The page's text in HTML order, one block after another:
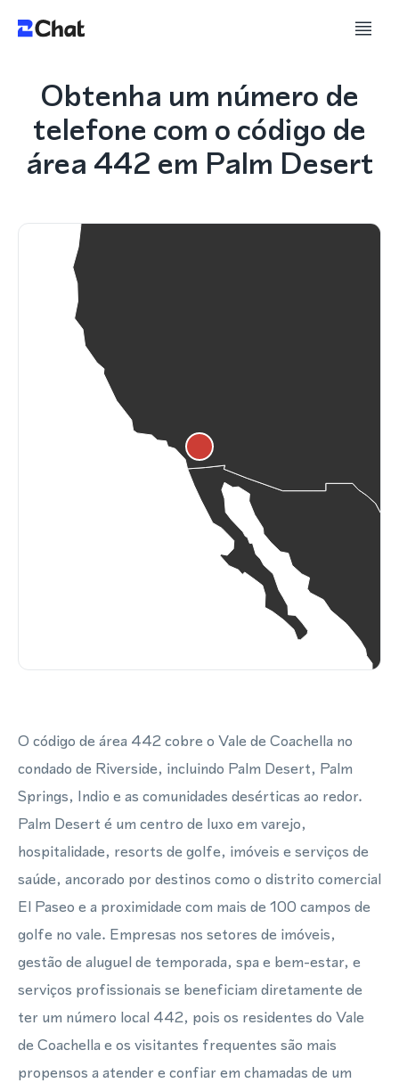
Obtenha um número de
telefone com o código de
área 442 em Palm Desert
O código de área 442 cobre o Vale de Coachella no
condado de Riverside, incluindo Palm Desert, Palm
Springs, Indio e as comunidades desérticas ao redor.
Palm Desert é um centro de luxo em varejo,
hospitalidade, resorts de golfe, imóveis e serviços de
saúde, ancorado por destinos como o distrito comercial
El Paseo e a proximidade com mais de 100 campos de
golfe no vale. Empresas nos setores de imóveis,
gestão de aluguel de temporada, spa e bem-estar, e
serviços profissionais se beneficiam diretamente de
ter um número local 442, pois os residentes do Vale
de Coachella e os visitantes frequentes são mais
propensos a atender e confiar em chamadas de um